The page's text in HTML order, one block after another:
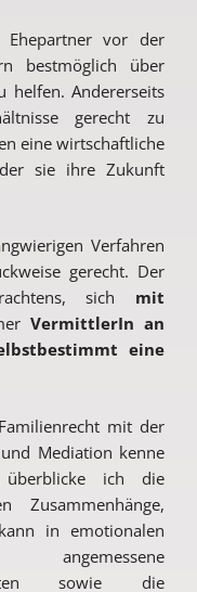
vor der
bestmöglich über
helfen. Andererseits
gerecht zu
eine wirtschaftliche
sie ihre Zukunft
Verfahren
gerecht. Der
sich mit
VermittlerIn an
eine
mit der
Mediation kenne
ich die
Zusammenhänge,
in emotionalen
angemessene
sowie die